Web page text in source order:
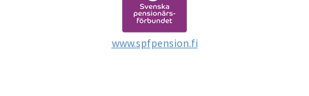
www.spfpension.fi